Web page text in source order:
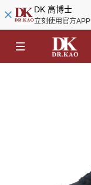
DK 高博士
立刻使用官方APP